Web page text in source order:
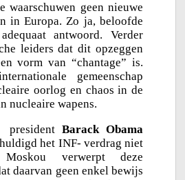
waarschuwen geen nieuwe
in Europa. Zo ja, beloofde
antwoord. Verder
leiders dat dit opzeggen
vorm van “chantage” is.
gemeenschap
oorlog en chaos in de
nucleaire wapens.
Barack Obama
het INF- verdrag niet
verwerpt deze
daarvan geen enkel bewijs